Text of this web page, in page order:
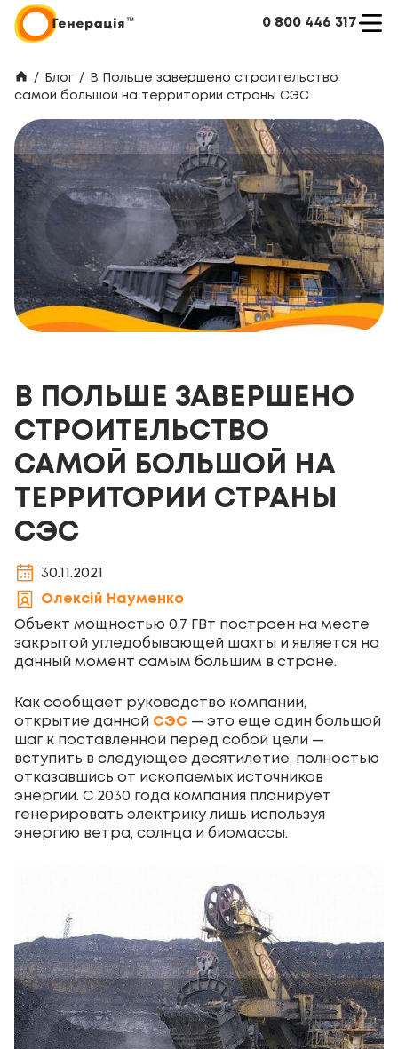
0 800 446 317
/ Блог /
В Польше завершено строительство
самой большой на территории страны СЭС
В ПОЛЬШЕ ЗАВЕРШЕНО
СТРОИТЕЛЬСТВО
САМОЙ БОЛЬШОЙ НА
ТЕРРИТОРИИ СТРАНЫ
СЭС
30.11.2021
Олексій Науменко
Объект мощностью 0,7 ГВт построен на месте
закрытой угледобывающей шахты и является на
данный момент самым большим в стране.
Как сообщает руководство компании,
открытие данной СЭС — это еще один большой
шаг к поставленной перед собой цели —
вступить в следующее десятилетие, полностью
отказавшись от ископаемых источников
энергии. С 2030 года компания планирует
генерировать электрику лишь используя
энергию ветра, солнца и биомассы.